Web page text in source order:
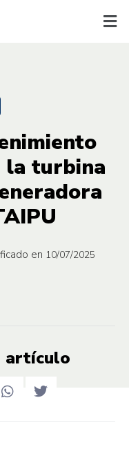
turbina
en 10/07/2025
artículo